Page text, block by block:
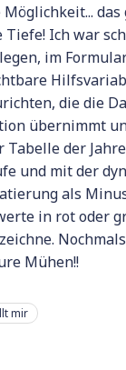
Möglichkeit...
Tiefe! Ich war
im
die die
übernimmt
Tabelle der
und mit der
als
in rot oder
Mühen!!
mir